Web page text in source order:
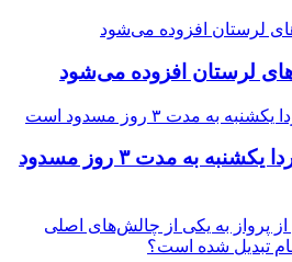
جاده چالوس از فردا یکشنبه به مدت ۳ روز مسدود